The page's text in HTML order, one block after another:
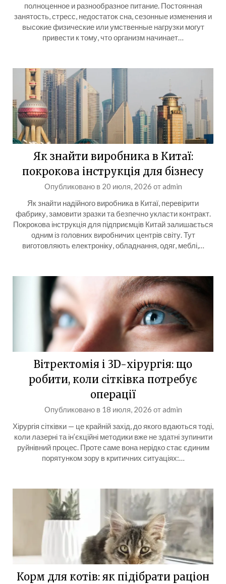
полноценное и разнообразное питание. Постоянная
занятость, стресс, недостаток сна, сезонные изменения и
высокие физические или умственные нагрузки могут
привести к тому, что организм начинает…
Як знайти виробника в Китаї:
покрокова інструкція для бізнесу
Опубликовано в 20 июля, 2026 отadmin
Як знайти надійного виробника в Китаї, перевірити
фабрику, замовити зразки та безпечно укласти контракт.
Покрокова інструкція для підприємців Китай залишається
одним із головних виробничих центрів світу. Тут
виготовляють електроніку, обладнання, одяг, меблі,…
Вітректомія і 3D-хірургія: що
робити, коли сітківка потребує
операції
Опубликовано в 18 июля, 2026 отadmin
Хірургія сітківки — це крайній захід, до якого вдаються тоді,
коли лазерні та ін’єкційні методики вже не здатні зупинити
руйнівний процес. Проте саме вона нерідко стає єдиним
порятунком зору в критичних ситуаціях:…
Корм для котів: як підібрати раціон